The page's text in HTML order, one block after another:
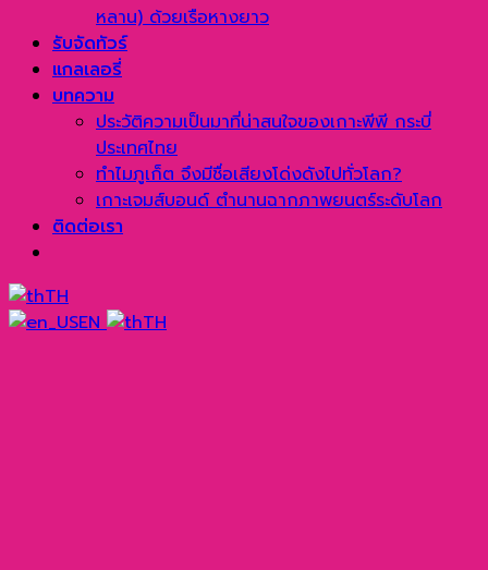
หลาน) ด้วยเรือหางยาว
รับจัดทัวร์
แกลเลอรี่
บทความ
ประวัติความเป็นมาที่น่าสนใจของเกาะพีพี กระบี่
ประเทศไทย
ทำไมภูเก็ต จึงมีชื่อเสียงโด่งดังไปทั่วโลก?
เกาะเจมส์บอนด์ ตำนานฉากภาพยนตร์ระดับโลก
ติดต่อเรา
TH
EN
TH